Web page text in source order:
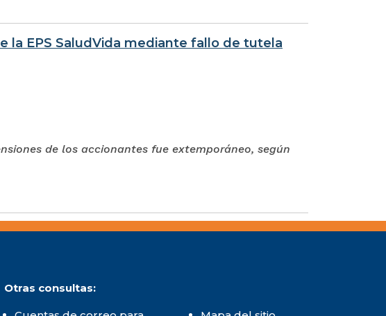
la EPS SaludVida mediante fallo de tutela
de los accionantes fue extemporáneo, según
Otras consultas: